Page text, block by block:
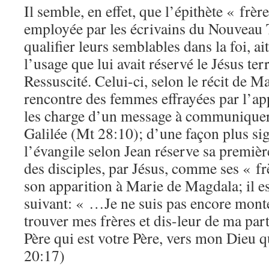
Il semble, en effet, que l’épithète «
employée par les écrivains du Nouveau
qualifier leurs semblables dans la foi,
l’usage que lui avait réservé le Jésus
Ressuscité. Celui-ci, selon le récit de
rencontre des femmes effrayées par
les charge d’un message à
Galilée (Mt 28:10); d’une façon plus
l’évangile selon Jean réserve sa
des disciples, par Jésus, comme ses «
son apparition à Marie de Magdala; il
suivant: « …Je ne suis pas encore
trouver mes frères et dis-leur de ma
Père qui est votre Père, vers mon Dieu
20:17)